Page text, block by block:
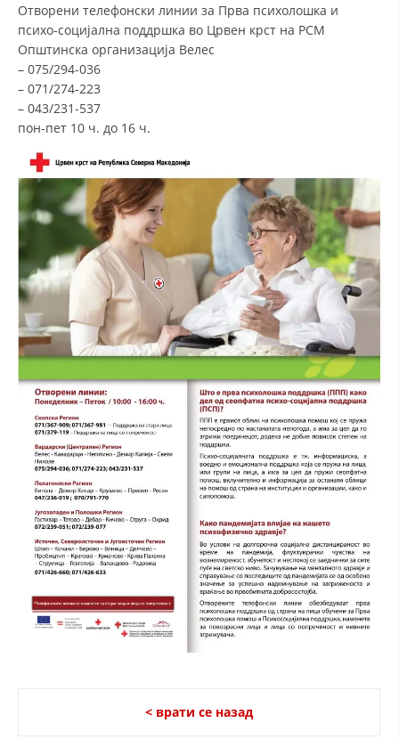
ЧЛЕНСТВО ВО ПРОФЕСИОНАЛНИ ТЕЛА
ОРГАНИЗАЦИЈА И РАЗВОЈ
РАКОВОДЕН ОДБОР
СОБРАНИЕ
СТРУКТУРА И ОРГАНИЗАЦИОНА ПОСТАВЕНОСТ
ДИСЕМИНАЦИЈА
MЕЃУНАРОДНО ХУМАНИТАРНО ПРАВО
ПРОМОЦИЈА НА ХУМАНИ ВРЕДНОСТИ
УПОТРЕБА И ЗАШТИТА НА АМБЛЕМОТ
СОЦИЈАЛНО ХУМАНИТАРНА ДЕЈНОСТ
КАКО ДА ДОНИРАТЕ
ПОДГОТВЕНОСТ И ДЕЈСТВО ПРИ КАТАСТРОФИ
ТИМОВИ НА ООЦК
СПАСИТЕЛНА СТАНИЦА ВОДНО
Отворени телефонски линии за Прва психолошка и
психо-социјална поддршка во Црвен крст на РСМ
Општинска организација Велес
– 075/294-036
– 071/274-223
– 043/231-537
пон-пет 10 ч. до 16 ч.
< врати се назад